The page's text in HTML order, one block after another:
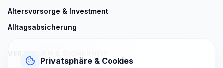
Altersvorsorge & Investment
Alltagsabsicherung
VERTRAUEN & SICHERHEIT
Privatsphäre & Cookies